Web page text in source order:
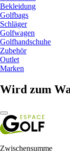
Bekleidung
Golfbags
Schläger
Golfwagen
Golfhandschuhe
Zubehör
Outlet
Marken
Wird zum
Zwischensumme